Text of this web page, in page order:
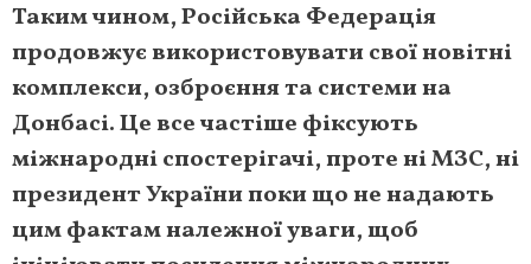
Таким чином, Російська Федерація
продовжує використовувати свої новітні
комплекси, озброєння та системи на
Донбасі. Це все частіше фіксують
міжнародні спостерігачі, проте ні МЗС, ні
президент України поки що не надають
цим фактам належної уваги, щоб